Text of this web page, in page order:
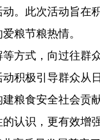
。此次活动旨
粮节粮热情。
式，向过往群
积极引导群众从
粮食安全社会贡献
识，更有效增